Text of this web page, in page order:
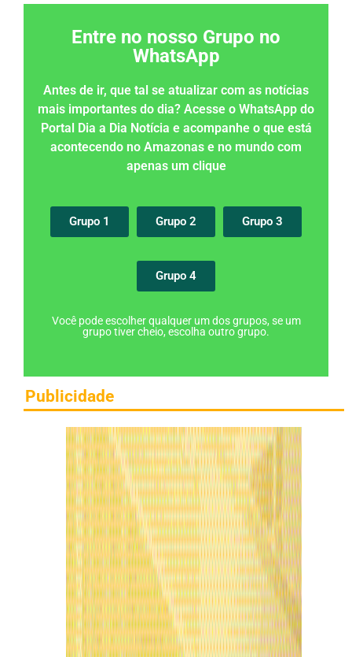
Entre no nosso Grupo no
WhatsApp
Antes de ir, que tal se atualizar com as notícias
mais importantes do dia? Acesse o WhatsApp do
Portal Dia a Dia Notícia e acompanhe o que está
acontecendo no Amazonas e no mundo com
apenas um clique
Grupo 1 Grupo 2 Grupo 3
Grupo 4
Você pode escolher qualquer um dos grupos, se um
grupo tiver cheio, escolha outro grupo.
Publicidade